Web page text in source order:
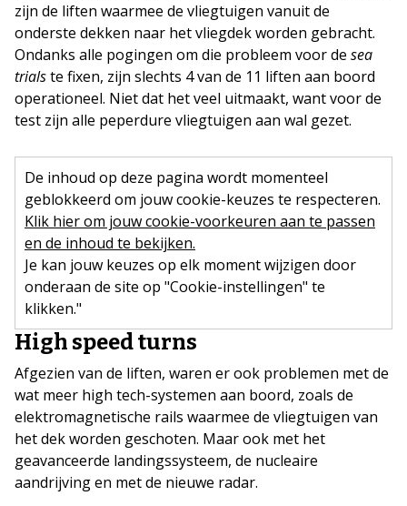
zijn de liften waarmee de vliegtuigen vanuit de
onderste dekken naar het vliegdek worden gebracht.
Ondanks alle pogingen om die probleem voor de sea
trialste fixen, zijn slechts 4 van de 11 liften aan boord
operationeel. Niet dat het veel uitmaakt, want voor de
test zijn alle peperdure vliegtuigen aan wal gezet.
De inhoud op deze pagina wordt momenteel
geblokkeerd om jouw cookie-keuzes te respecteren.
Klik hier om jouw cookie-voorkeuren aan te passen
en de inhoud te bekijken.
Je kan jouw keuzes op elk moment wijzigen door
onderaan de site op "Cookie-instellingen" te
klikken."
High speed turns
Afgezien van de liften, waren er ook problemen met de
wat meer high tech-systemen aan boord, zoals de
elektromagnetische rails waarmee de vliegtuigen van
het dek worden geschoten. Maar ook met het
geavanceerde landingssysteem, de nucleaire
aandrijving en met de nieuwe radar.